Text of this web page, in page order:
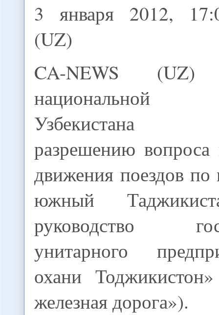
3 января 2012,
(UZ)
CA-NEWS
национальной
Узбекистана
разрешению вопроса
движения поездов
южный
руководство
унитарного
охани
железная дорога»).